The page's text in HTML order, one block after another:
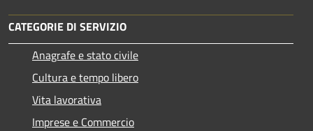
CATEGORIE DI SERVIZIO
Anagrafe e stato civile
Cultura e tempo libero
Vita lavorativa
Imprese e Commercio